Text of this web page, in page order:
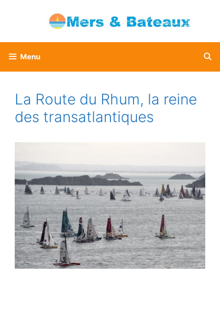
Menu
La Route du Rhum, la reine
des transatlantiques